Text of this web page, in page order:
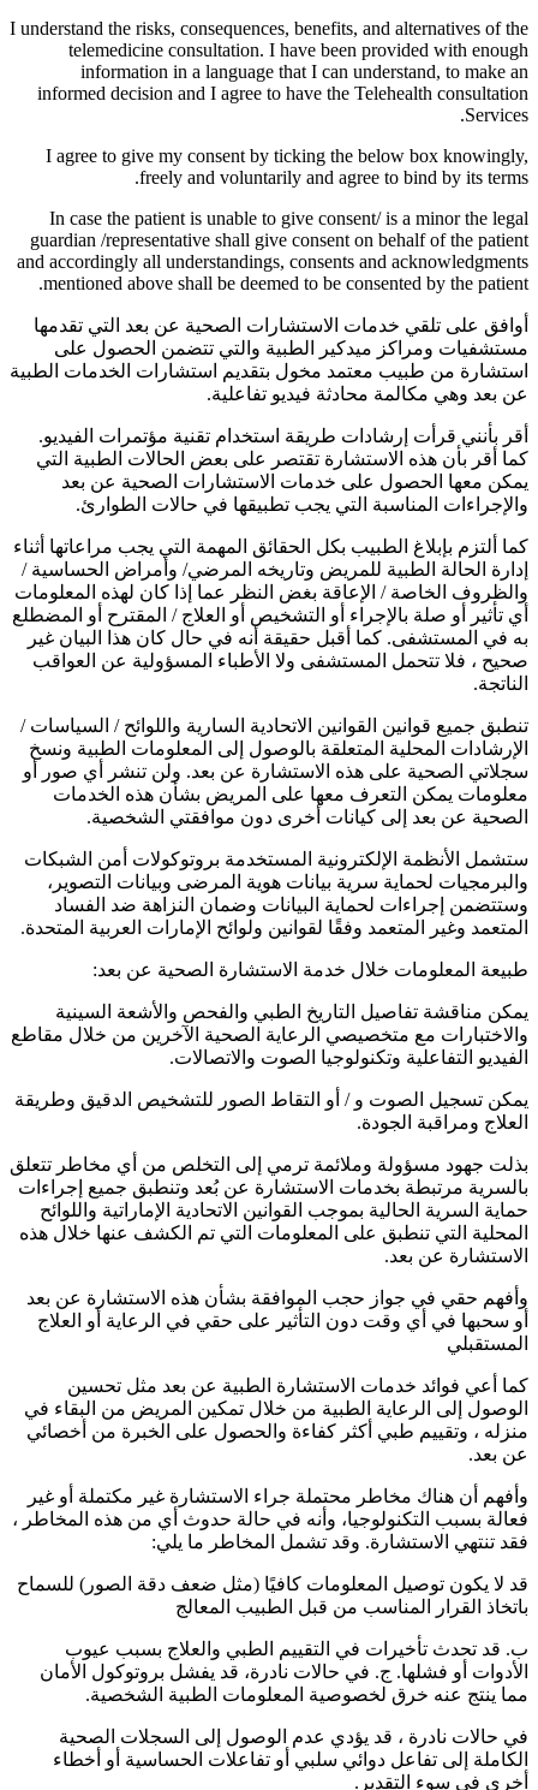
I understand the risks, consequences, benefits, and alternatives of the
telemedicine consultation. I have been provided with enough
information in a language that I can understand, to make an
informed decision and I agree to have the Telehealth consultation
Services.
I agree to give my consent by ticking the below box knowingly,
freely and voluntarily and agree to bind by its terms.
In case the patient is unable to give consent/ is a minor the legal
guardian /representative shall give consent on behalf of the patient
and accordingly all understandings, consents and acknowledgments
mentioned above shall be deemed to be consented by the patient.
أوافق على تلقي خدمات الاستشارات الصحية عن بعد التي تقدمها
مستشفيات ومراكز ميدكير الطبية والتي تتضمن الحصول على
استشارة من طبيب معتمد مخول بتقديم استشارات الخدمات الطبية
عن بعد وهي مكالمة محادثة فيديو تفاعلية.
أقر بأنني قرأت إرشادات طريقة استخدام تقنية مؤتمرات الفيديو.
كما أقر بأن هذه الاستشارة تقتصر على بعض الحالات الطبية التي
يمكن معها الحصول على خدمات الاستشارات الصحية عن بعد
والإجراءات المناسبة التي يجب تطبيقها في حالات الطوارئ.
كما ألتزم بإبلاغ الطبيب بكل الحقائق المهمة التي يجب مراعاتها أثناء
إدارة الحالة الطبية للمريض وتاريخه المرضي/ وأمراض الحساسية /
والظروف الخاصة / الإعاقة بغض النظر عما إذا كان لهذه المعلومات
أي تأثير أو صلة بالإجراء أو التشخيص أو العلاج / المقترح أو المضطلع
به في المستشفى. كما أقبل حقيقة أنه في حال كان هذا البيان غير
صحيح ، فلا تتحمل المستشفى ولا الأطباء المسؤولية عن العواقب
الناتجة.
تنطبق جميع قوانين القوانين الاتحادية السارية واللوائح / السياسات /
الإرشادات المحلية المتعلقة بالوصول إلى المعلومات الطبية ونسخ
سجلاتي الصحية على هذه الاستشارة عن بعد. ولن تنشر أي صور أو
معلومات يمكن التعرف معها على المريض بشأن هذه الخدمات
الصحية عن بعد إلى كيانات أخرى دون موافقتي الشخصية.
ستشمل الأنظمة الإلكترونية المستخدمة بروتوكولات أمن الشبكات
والبرمجيات لحماية سرية بيانات هوية المرضى وبيانات التصوير،
وستتضمن إجراءات لحماية البيانات وضمان النزاهة ضد الفساد
المتعمد وغير المتعمد وفقًا لقوانين ولوائح الإمارات العربية المتحدة.
طبيعة المعلومات خلال خدمة الاستشارة الصحية عن بعد:
يمكن مناقشة تفاصيل التاريخ الطبي والفحص والأشعة السينية
والاختبارات مع متخصيصي الرعاية الصحية الآخرين من خلال مقاطع
الفيديو التفاعلية وتكنولوجيا الصوت والاتصالات.
يمكن تسجيل الصوت و / أو التقاط الصور للتشخيص الدقيق وطريقة
العلاج ومراقبة الجودة.
بذلت جهود مسؤولة وملائمة ترمي إلى التخلص من أي مخاطر تتعلق
بالسرية مرتبطة بخدمات الاستشارة عن بُعد وتنطبق جميع إجراءات
حماية السرية الحالية بموجب القوانين الاتحادية الإماراتية واللوائح
المحلية التي تنطبق على المعلومات التي تم الكشف عنها خلال هذه
الاستشارة عن بعد.
وأفهم حقي في جواز حجب الموافقة بشأن هذه الاستشارة عن بعد
أو سحبها في أي وقت دون التأثير على حقي في الرعاية أو العلاج
المستقبلي
كما أعي فوائد خدمات الاستشارة الطبية عن بعد مثل تحسين
الوصول إلى الرعاية الطبية من خلال تمكين المريض من البقاء في
منزله ، وتقييم طبي أكثر كفاءة والحصول على الخبرة من أخصائي
عن بعد.
وأفهم أن هناك مخاطر محتملة جراء الاستشارة غير مكتملة أو غير
فعالة بسبب التكنولوجيا، وأنه في حالة حدوث أي من هذه المخاطر ،
فقد تنتهي الاستشارة. وقد تشمل المخاطر ما يلي:
قد لا يكون توصيل المعلومات كافيًا (مثل ضعف دقة الصور) للسماح
باتخاذ القرار المناسب من قبل الطبيب المعالج
ب. قد تحدث تأخيرات في التقييم الطبي والعلاج بسبب عيوب
الأدوات أو فشلها. ج. في حالات نادرة، قد يفشل بروتوكول الأمان
مما ينتج عنه خرق لخصوصية المعلومات الطبية الشخصية.
في حالات نادرة ، قد يؤدي عدم الوصول إلى السجلات الصحية
الكاملة إلى تفاعل دوائي سلبي أو تفاعلات الحساسية أو أخطاء
أخرى في سوء التقدير.